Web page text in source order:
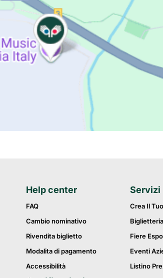
Help center
FAQ
Cambio nominativo
Rivendita biglietto
Modalita di pagamento
Accessibilità
Servizi
Crea Il
Biglietteria
Fiere
Eventi
Listino